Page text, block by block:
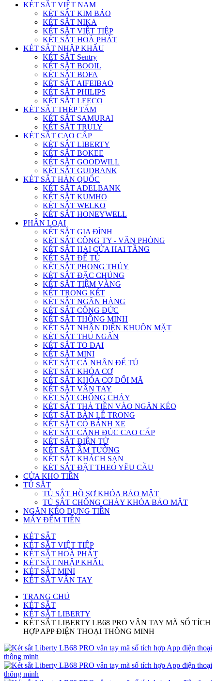
KÉT SẮT VIỆT NAM
KÉT SẮT KIM BẢO
KÉT SẮT NIKA
KÉT SẮT VIỆT TIỆP
KÉT SẮT HOÀ PHÁT
KÉT SẮT NHẬP KHẨU
KÉT SẮT Sentry
KÉT SẮT BOOIL
KÉT SẮT BOFA
KÉT SẮT AIFEIBAO
KÉT SẮT PHILIPS
KÉT SẮT LEECO
KÉT SẮT THÉP TẤM
KÉT SẮT SAMURAI
KÉT SẮT TRULY
KÉT SẮT CAO CẤP
KÉT SẮT LIBERTY
KÉT SẮT BOKEE
KÉT SẮT GOODWILL
KÉT SẮT GUDBANK
KÉT SẮT HÀN QUỐC
KÉT SẮT ADELBANK
KÉT SẮT KUMHO
KÉT SẮT WELKO
KÉT SẮT HONEYWELL
PHÂN LOẠI
KÉT SẮT GIA ĐÌNH
KÉT SẮT CÔNG TY - VĂN PHÒNG
KÉT SẮT HAI CỬA HAI TẦNG
KÉT SẮT ĐỂ TỦ
KÉT SẮT PHONG THỦY
KÉT SẮT ĐẶC CHỦNG
KÉT SẮT TIỆM VÀNG
KÉT TRONG KÉT
KÉT SẮT NGÂN HÀNG
KÉT SẮT CÔNG ĐỨC
KÉT SẮT THÔNG MINH
KÉT SẮT NHẬN DIỆN KHUÔN MẶT
KÉT SẮT THU NGÂN
KÉT SẮT TO ĐẠI
KÉT SẮT MINI
KÉT SẮT CÁ NHÂN ĐỂ TỦ
KÉT SẮT KHÓA CƠ
KÉT SẮT KHÓA CƠ ĐỔI MÃ
KÉT SẮT VÂN TAY
KÉT SẮT CHỐNG CHÁY
KÉT SẮT THẢ TIỀN VÀO NGĂN KÉO
KÉT SẮT BÀN LỀ TRONG
KÉT SẮT CÓ BÁNH XE
KÉT SẮT CÁNH ĐÚC CAO CẤP
KÉT SẮT ĐIỆN TỬ
KÉT SẮT ÂM TƯỜNG
KÉT SẮT KHÁCH SẠN
KÉT SẮT ĐẶT THEO YÊU CẦU
CỬA KHO TIỀN
TỦ SẮT
TỦ SẮT HỒ SƠ KHÓA BẢO MẬT
TỦ SẮT CHỐNG CHÁY KHÓA BẢO MẬT
NGĂN KÉO ĐỰNG TIỀN
MÁY ĐẾM TIỀN
KÉT SẮT
KÉT SẮT VIỆT TIỆP
KÉT SẮT HOÀ PHÁT
KÉT SẮT NHẬP KHẨU
KÉT SẮT MINI
KÉT SẮT VÂN TAY
TRANG CHỦ
KÉT SẮT
KÉT SẮT LIBERTY
KÉT SẮT LIBERTY LB68 PRO VÂN TAY MÃ SỐ TÍCH
HỢP APP ĐIỆN THOẠI THÔNG MINH